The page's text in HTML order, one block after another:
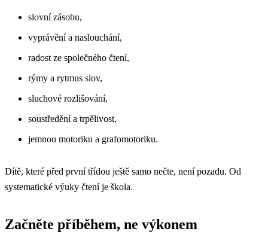
slovní zásobu,
vyprávění a naslouchání,
radost ze společného čtení,
rýmy a rytmus slov,
sluchové rozlišování,
soustředění a trpělivost,
jemnou motoriku a grafomotoriku.
Dítě, které před první třídou ještě samo nečte, není pozadu. Od
systematické výuky čtení je škola.
Začněte příběhem, ne výkonem